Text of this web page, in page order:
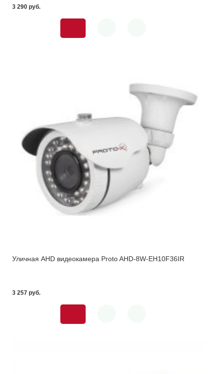
3 290 pуб.
Уличная AHD видеокамера Proto AHD-8W-EH10F36IR
3 257 pуб.